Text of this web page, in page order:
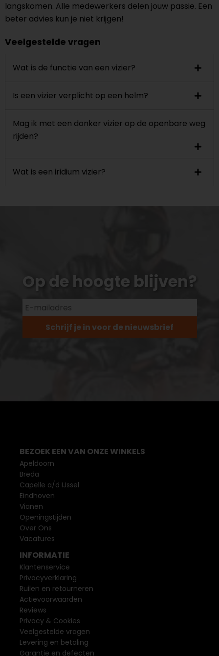
langskomen. Alle medewerkers delen jouw passie. Een
beter advies kun je niet krijgen!
Veelgestelde vragen
Wat is de functie van een vizier?
Is een vizier verplicht op een helm?
Mag ik met een donker vizier op de openbare weg
rijden?
Wat is een iridium vizier?
Op de hoogte blijven?
Schrijf je in voor de nieuwsbrief
BEZOEK EEN VAN ONZE WINKELS
Apeldoorn
Breda
Capelle a/d IJssel
Eindhoven
Vianen
Openingstijden
Over Ons
Vacatures
INFORMATIE
Klantenservice
Privacyverklaring
Ruilen en retourneren
Actievoorwaarden
Reviews
Privacy & Cookies
Veelgestelde vragen
Levering en betaling
Garantie en defecten